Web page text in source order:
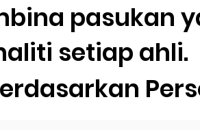
pasukan
setiap ahli.